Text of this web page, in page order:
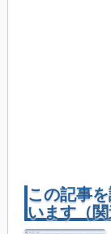
この記事
います（関